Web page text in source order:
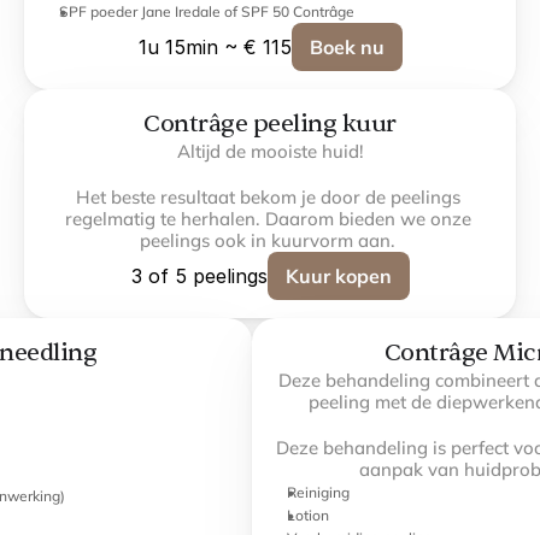
SPF poeder Jane Iredale of SPF 50 Contrâge
1u 15min ~ € 115 Boek nu
Contrâge peeling kuur
Altijd de mooiste huid!
Het beste resultaat bekom je door de peelings
regelmatig te herhalen. Daarom bieden we onze
peelings ook in kuurvorm aan.
3 of 5 peelings Kuur kopen
Contrâge
Deze behandeling combineert
peeling met de
Deze behandeling is perfect
aanpak van
Reiniging
Lotion